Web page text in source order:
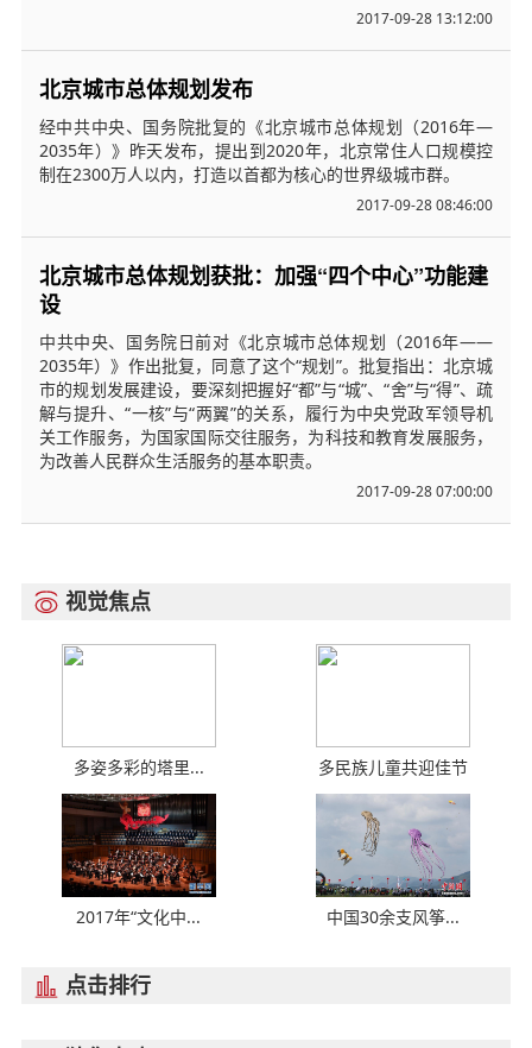
2017-09-28 13:12:00
北京城市总体规划发布
经中共中央、国务院批复的《北京城市总体规划（2016年—
2035年）》昨天发布，提出到2020年，北京常住人口规模控
制在2300万人以内，打造以首都为核心的世界级城市群。
2017-09-28 08:46:00
北京城市总体规划获批：加强“四个中心”功能建
设
中共中央、国务院日前对《北京城市总体规划（2016年——
2035年）》作出批复，同意了这个“规划”。批复指出：北京城
市的规划发展建设，要深刻把握好“都”与“城”、“舍”与“得”、疏
解与提升、“一核”与“两翼”的关系，履行为中央党政军领导机
关工作服务，为国家国际交往服务，为科技和教育发展服务，
为改善人民群众生活服务的基本职责。
2017-09-28 07:00:00
 视觉焦点
多姿多彩的塔里... 多民族儿童共迎佳节
2017年“文化中... 中国30余支风筝...
 点击排行